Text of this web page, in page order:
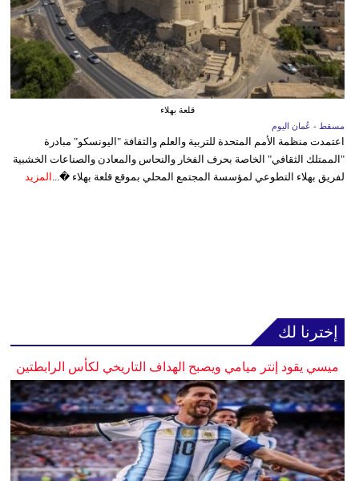
قلعة بهلاء
مسقط - عُمان اليوم
اعتمدت منظمة الأمم المتحدة للتربية والعلم والثقافة "اليونسكو" مبادرة
"الممتلك الثقافي" الخاصة بحرف الفخار والنحاس والمعادن والصناعات الخشبية
لفريق بهلاء التطوعي لمؤسسة المجتمع المحلي بموقع قلعة بهلاء �... المزيد
إخترنا لك
ميسي يقود إنتر ميامي ويصبح الهداف التاريخي لكأس الرابطتين